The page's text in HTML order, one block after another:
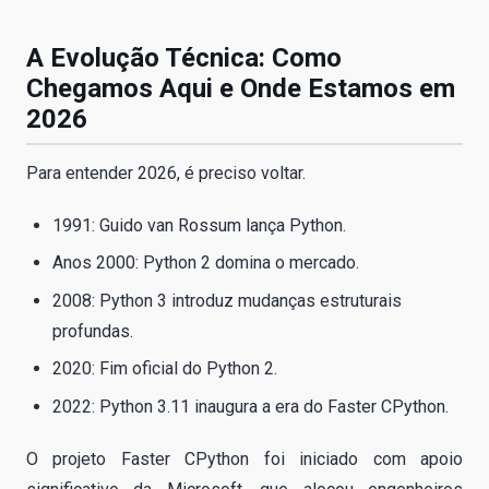
A Evolução Técnica: Como
Chegamos Aqui e Onde Estamos em
2026
Para entender 2026, é preciso voltar.
1991: Guido van Rossum lança Python.
Anos 2000: Python 2 domina o mercado.
2008: Python 3 introduz mudanças estruturais
profundas.
2020: Fim oficial do Python 2.
2022: Python 3.11 inaugura a era do Faster CPython.
O projeto Faster CPython foi iniciado com apoio